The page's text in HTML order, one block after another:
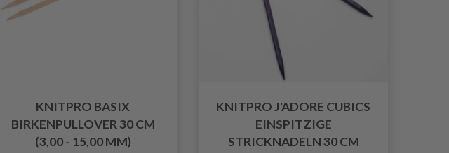
KNITPRO BASIX
BIRKENPULLOVER 30 CM
(3,00 - 15,00 MM)
KNITPRO J'ADORE CUBICS
EINSPITZIGE
STRICKNADELN 30 CM